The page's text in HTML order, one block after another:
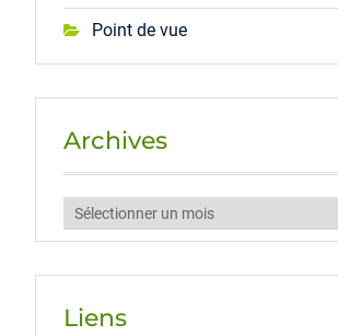
Point de vue
Archives
Archives
Liens